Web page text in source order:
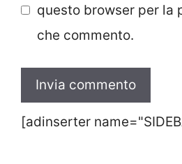
questo browser per la
che commento.
[adinserter